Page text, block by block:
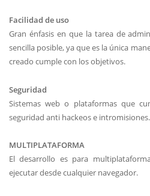
Facilidad de uso
Gran énfasis en que la tarea de
sencilla posible, ya que es la única
creado cumple con los objetivos.
Seguridad
Sistemas web o plataformas que
seguridad anti hackeos e intromisiones.
MULTIPLATAFORMA
El desarrollo es para
ejecutar desde cualquier navegador.